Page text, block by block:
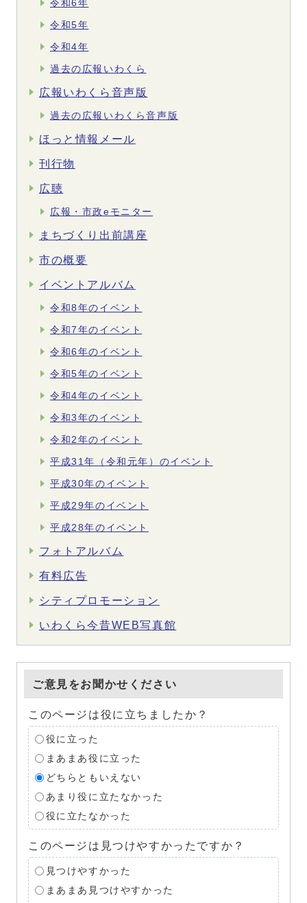
令和6年
令和5年
令和4年
過去の広報いわくら
広報いわくら音声版
過去の広報いわくら音声版
ほっと情報メール
刊行物
広聴
広報・市政eモニター
まちづくり出前講座
市の概要
イベントアルバム
令和8年のイベント
令和7年のイベント
令和6年のイベント
令和5年のイベント
令和4年のイベント
令和3年のイベント
令和2年のイベント
平成31年（令和元年）のイベント
平成30年のイベント
平成29年のイベント
平成28年のイベント
フォトアルバム
有料広告
シティプロモーション
いわくら今昔WEB写真館
ご意見をお聞かせください
このページは役に立ちましたか？
役に立った
まあまあ役に立った
どちらともいえない
あまり役に立たなかった
役に立たなかった
このページは見つけやすかったですか？
見つけやすかった
まあまあ見つけやすかった